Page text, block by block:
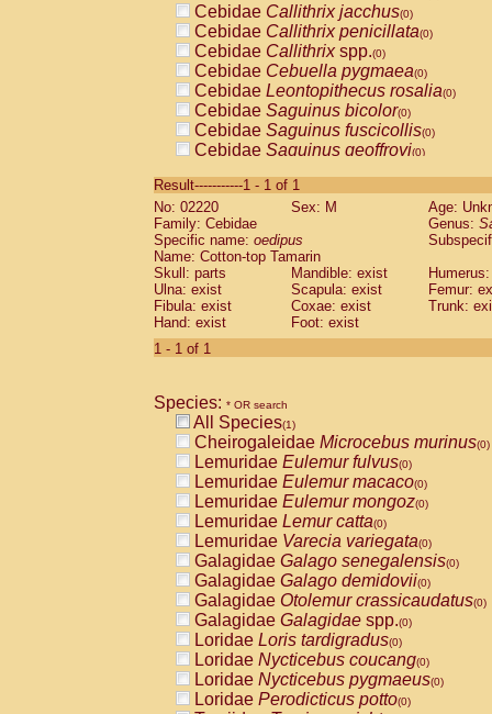
Cebidae Callithrix jacchus(0)
Cebidae Callithrix penicillata(0)
Cebidae Callithrixspp.(0)
Cebidae Cebuella pygmaea(0)
Cebidae Leontopithecus rosalia(0)
Cebidae Saguinus bicolor(0)
Cebidae Saguinus fuscicollis(0)
Cebidae Saguinus geoffroyi(0)
CebidaeSaguinus labiatus(0)
Cebidae Saguinus leucopus (0)
Cebidae
CebidaeSaguinus mystax
Cebidae Saguinus nigricollis (0)
Cebidae Saguinus oedipus
Cebidae Saguinus weddelli
Cebidae Saguinusspp.
Cebidae
CebidaeCebus capucinus
CebidaeCebus nigrivittatus
CebidaeCebus spp.(0)
CebidaeSaimiri boliviensis(0)
CebidaeSaimiri sciureus(0)
AtelidaeAlouatta caraya(0)
AtelidaeAlouatta fusca(0)
AtelidaeAlouatta seniculus(0)
AtelidaeAlouattaspp.(0)
AtelidaeAteles belzebuth(0)
AtelidaeAteles geoffroyi(0)
AtelidaeAteles paniscus(0)
AtelidaeAtelesspp.(0)
AtelidaeLagothrix lagothricha(0)
AtelidaeLagothrix lagothricha cana
PitheciidaeCacajao calvus
Result-----------1 - 1 of 1
No: 02220
Sex: M
Age:
Family: Cebidae
Genus:
Specific name: oedipus
Name: Cotton-top Tamarin
Skull: parts
Mandible: exist
Ulna: exist
Scapula: exist
Femur:
Fibula: exist
Coxae: exist
Trunk:
Hand: exist
Foot: exist
1 - 1 of 1
Species: * OR search
All Species(1)
Cheirogaleidae Microcebus murinus(0)
Lemuridae Eulemur fulvus(0)
Lemuridae Eulemur macaco(0)
Lemuridae Eulemur mongoz(0)
Lemuridae Lemur catta(0)
Lemuridae Varecia variegata(0)
Galagidae Galago senegalensis(0)
Galagidae Galago demidovii(0)
Galagidae Otolemur crassicaudatus(0)
Galagidae Galagidae spp.(0)
Loridae Loris tardigradus(0)
Loridae Nycticebus coucang(0)
Loridae Nycticebus pygmaeus(0)
Loridae Perodicticus potto(0)